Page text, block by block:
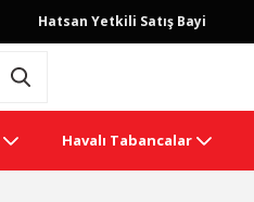
Hatsan Yetkili Satış Bayi
Havalı Tabancalar